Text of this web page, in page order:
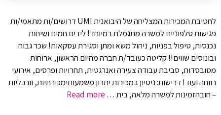
לחטיבת המכירות המצליחה של היבואנית UMI דרושים/ות מתאמי/ות
פגישות טלפוניים למשרה מתגמלת במיוחד! לידים חמים ושיחות
נכנסות, טיפול בפניות, ניהול משא ומתן וסגירת עסקאות! שכר גבוה
ובונוסים שווים!! קליטה כעובד/ת חברה מהיום הראשון, ארוחות
מסובסדות, סביבת עבודה צעירה ואנרגטית, תחרויות ופרסים, אירועי
רווחה ועוד! דרישות: ניסיון במכירות יתרון משמעותימכירתיות, וורבליות
– חובהזמינות למשרה מלאה, בית … Read more